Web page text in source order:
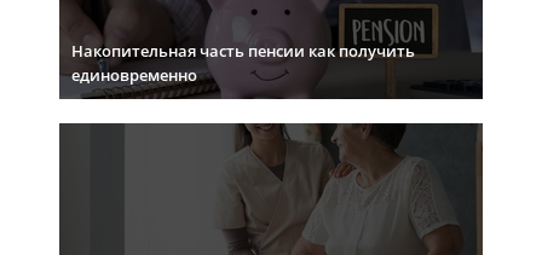
Накопительная часть пенсии как получить
единовременно